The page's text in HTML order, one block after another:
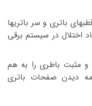
باتری و سر باتریها
اختلال در سیستم برقی
مثبت باطری را به هم
دیدن صفحات باتری